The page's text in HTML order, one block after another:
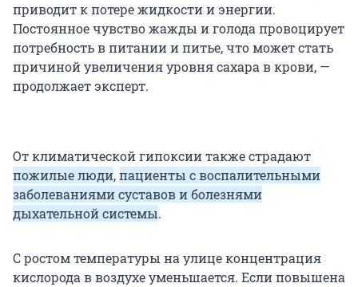
приводит к потере жидкости и энергии.
Постоянное чувство жажды и голода провоцирует
потребность в питании и питье, что может стать
причиной увеличения уровня сахара в крови, —
продолжает эксперт.
От климатической гипоксии также страдают
пожилые люди,пациенты с воспалительными
заболеваниями суставов и болезнями
дыхательной системы.
С ростом температуры на улице концентрация
кислорода в воздухе уменьшается. Если повышена